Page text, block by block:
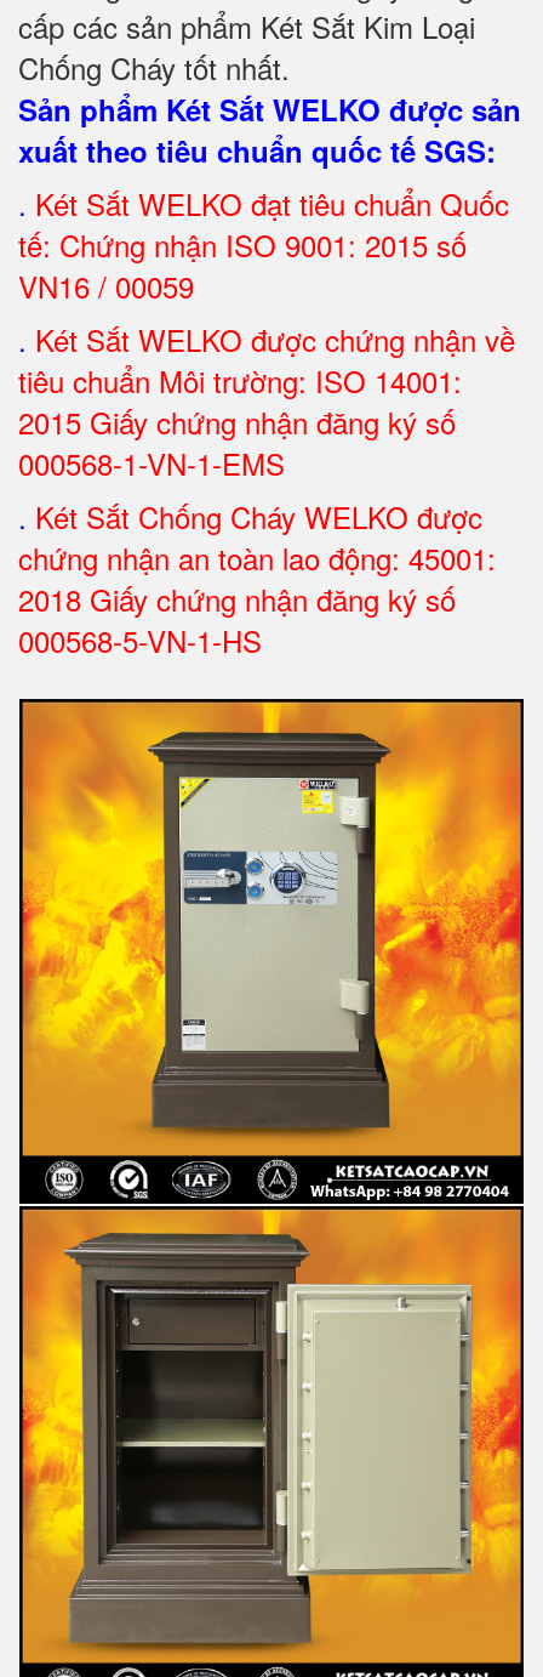
cấp các sản phẩm Két Sắt Kim Loại
Chống Cháy tốt nhất.
Sản phẩm Két Sắt WELKO được sản
xuất theo tiêu chuẩn quốc tế SGS:
. Két Sắt WELKO đạt tiêu chuẩn Quốc
tế: Chứng nhận ISO 9001: 2015 số
VN16 / 00059
. Két Sắt WELKO được chứng nhận về
tiêu chuẩn Môi trường: ISO 14001:
2015 Giấy chứng nhận đăng ký số
000568-1-VN-1-EMS
. Két Sắt Chống Cháy WELKO được
chứng nhận an toàn lao động: 45001:
2018 Giấy chứng nhận đăng ký số
000568-5-VN-1-HS